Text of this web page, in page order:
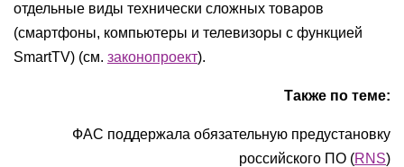
отдельные виды технически сложных товаров
(смартфоны, компьютеры и телевизоры с функцией
SmartTV) (см. законопроект).
Также по теме:
ФАС поддержала обязательную предустановку
российского ПО (RNS)